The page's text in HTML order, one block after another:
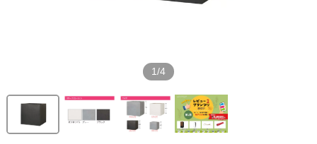
1/4